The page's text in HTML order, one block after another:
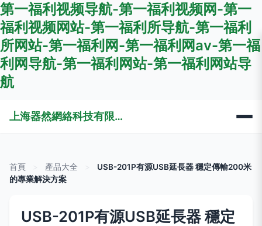
第一福利视频导航-第一福利视频网-第一
福利视频网站-第一福利所导航-第一福利
所网站-第一福利网-第一福利网av-第一福
利网导航-第一福利网站-第一福利网站导
航
上海器然網絡科技有限公司
首頁 產品大全
USB-201P有源USB延長器 穩定傳輸200米
的專業解決方案
USB-201P有源USB延長器 穩定